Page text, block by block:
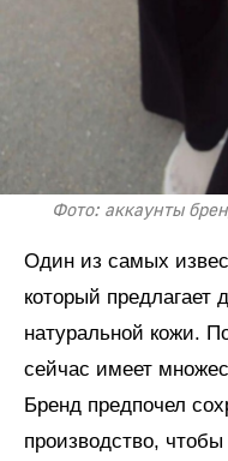
Фото: аккаунты
Один из самых
который предлагает
натуральной кожи.
сейчас имеет
Бренд предпочел
производство,